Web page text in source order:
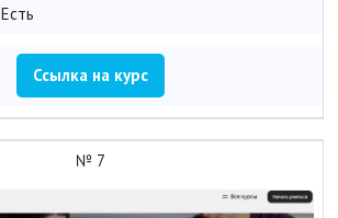
Есть
Ссылка на курс
№ 7